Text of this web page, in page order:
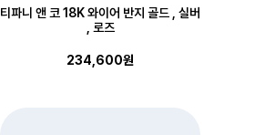
티파니 앤 코 18K 와이어 반지 골드 , 실버
, 로즈
234,600원